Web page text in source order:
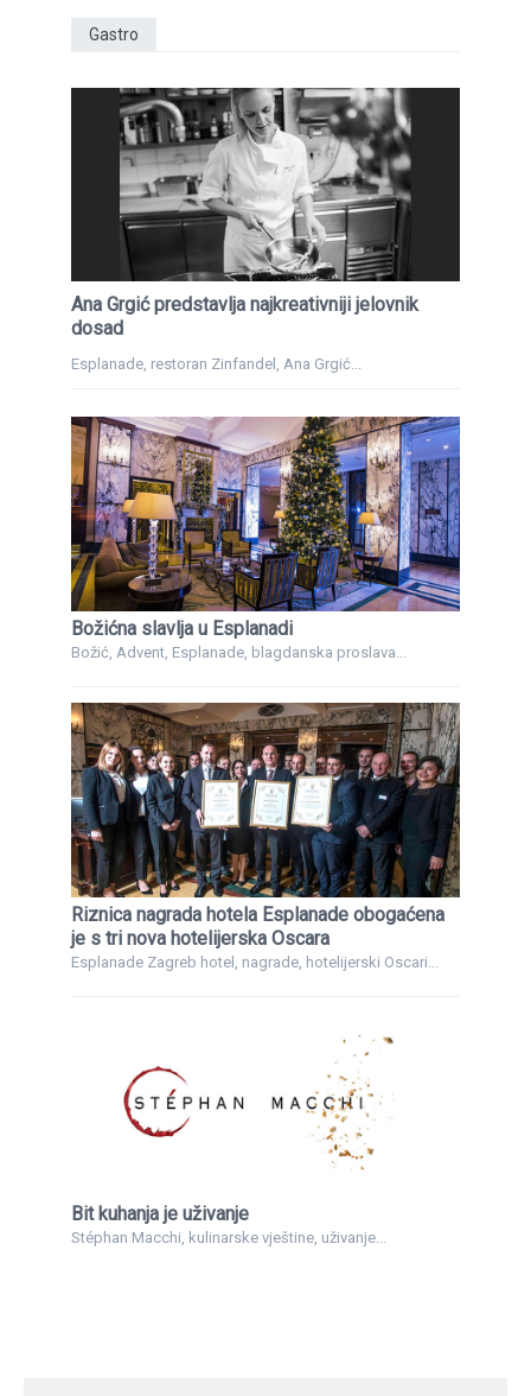
Gastro
Ana Grgić predstavlja najkreativniji jelovnik
dosad
Esplanade, restoran Zinfandel, Ana Grgić...
Božićna slavlja u Esplanadi
Božić, Advent, Esplanade, blagdanska proslava...
Riznica nagrada hotela Esplanade obogaćena
je s tri nova hotelijerska Oscara
Esplanade Zagreb hotel, nagrade, hotelijerski Oscari...
Bit kuhanja je uživanje
Stéphan Macchi, kulinarske vještine, uživanje...